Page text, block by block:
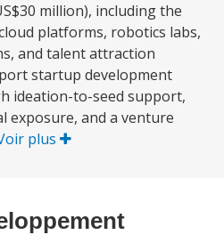
million), including the
platforms, robotics labs,
and talent attraction
startup development
ideation-to-seed support,
exposure, and a venture
plus